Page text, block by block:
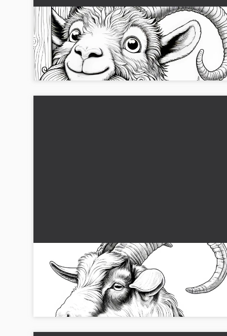
Sjov ged med skæg som malebilled til
(Gratis)
Hent det kreative farvelægningsbillede af en sjov ged med
skæg. Download det gratis nu og farvelæg!...
Malebog med en ged: Gratis til download
Hent den detaljerede malebog med en ged. Download
nu og farvelæg!...